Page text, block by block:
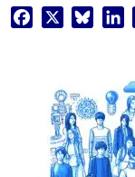
Facebook Bluesky